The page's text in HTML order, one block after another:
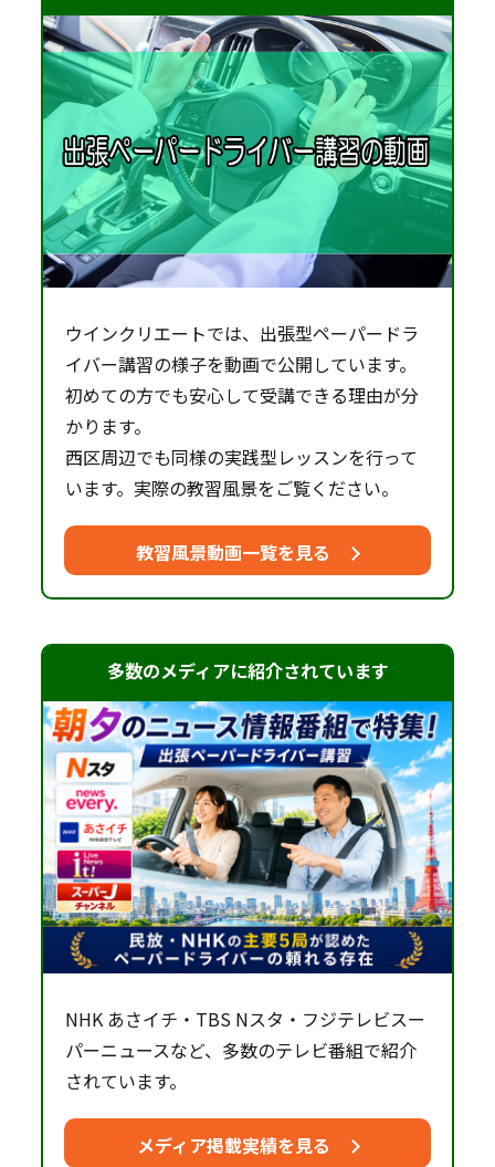
ウインクリエートでは、出張型ペーパードラ
イバー講習の様子を動画で公開しています。
初めての方でも安心して受講できる理由が分
かります。
西区周辺でも同様の実践型レッスンを行って
います。実際の教習風景をご覧ください。
教習風景動画一覧を見る
多数のメディアに紹介されています
NHK あさイチ・TBS Nスタ・フジテレビスー
パーニュースなど、多数のテレビ番組で紹介
されています。
メディア掲載実績を見る